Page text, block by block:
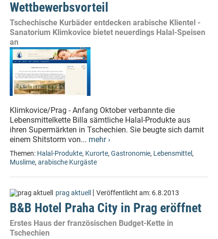
Wettbewerbsvorteil
Tschechische Kurbäder entdecken arabische Klientel -
Sanatorium Klimkovice bietet neuerdings Halal-Speisen
an
Klimkovice/Prag - Anfang Oktober verbannte die
Lebensmittelkette Billa sämtliche Halal-Produkte aus
ihren Supermärkten in Tschechien. Sie beugte sich damit
einem Shitstorm von... mehr ›
Themen: Halal-Produkte, Kurorte, Gastronomie, Lebensmittel,
Muslime, arabische Kurgäste
prag aktuell | Veröffentlicht am: 6.8.2013
B&B Hotel Praha City in Prag eröffnet
Erstes Haus der französischen Budget-Kette in
Tschechien